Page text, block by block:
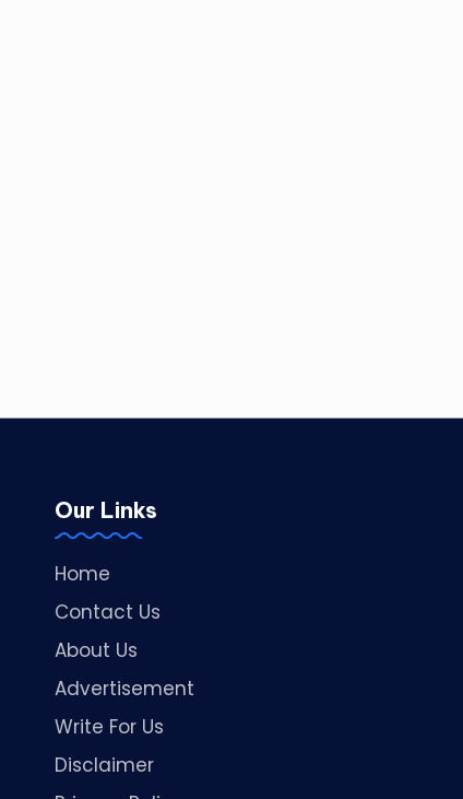
Our Links
Home
Contact Us
About Us
Advertisement
Write For Us
Disclaimer